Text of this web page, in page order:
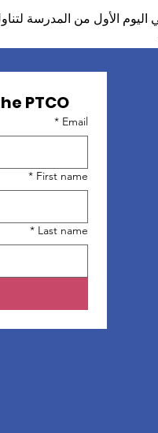
اليوم الأول من المدرسة
PTCO
Email
*
First name
*
Last name
*